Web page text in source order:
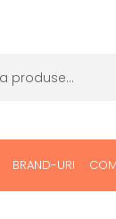
BRAND-URI